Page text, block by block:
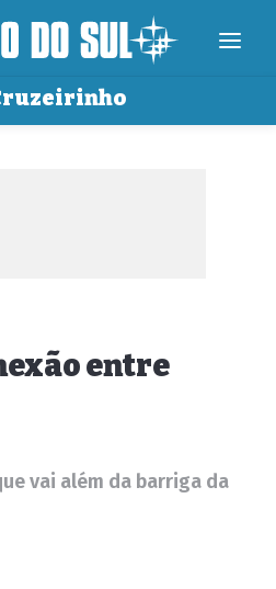
entre
vai além da barriga da